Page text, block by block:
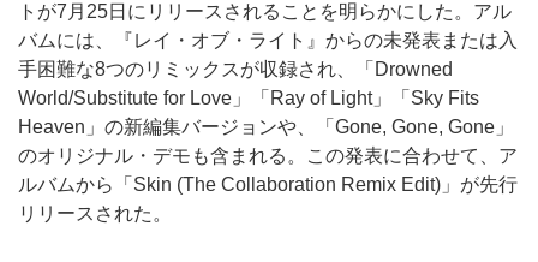
トが7月25日にリリースされることを明らかにした 。アル
バムには、『レイ・オブ・ライト』からの未発表または入
手困難な8つのリミックスが収録され、「Drowned
World/Substitute for Love」「Ray of Light」「Sky Fits
Heaven」の新編集バージョンや、「Gone, Gone, Gone」
のオリジナル・デモも含まれる。この発表に合わせて、ア
ルバムから「Skin (The Collaboration Remix Edit)」が先行
リリースされた。